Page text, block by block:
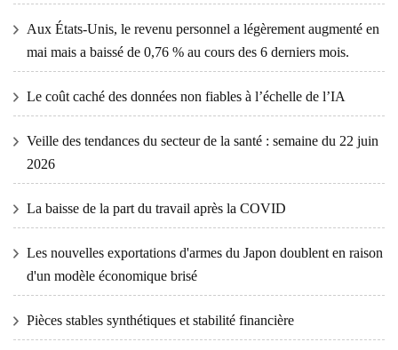
Aux États-Unis, le revenu personnel a légèrement augmenté en
mai mais a baissé de 0,76 % au cours des 6 derniers mois.
Le coût caché des données non fiables à l’échelle de l’IA
Veille des tendances du secteur de la santé : semaine du 22 juin
2026
La baisse de la part du travail après la COVID
Les nouvelles exportations d'armes du Japon doublent en raison
d'un modèle économique brisé
Pièces stables synthétiques et stabilité financière